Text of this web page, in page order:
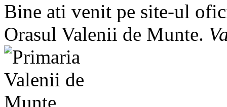
Bine ati venit pe site-ul
Orasul Valenii de Munte.